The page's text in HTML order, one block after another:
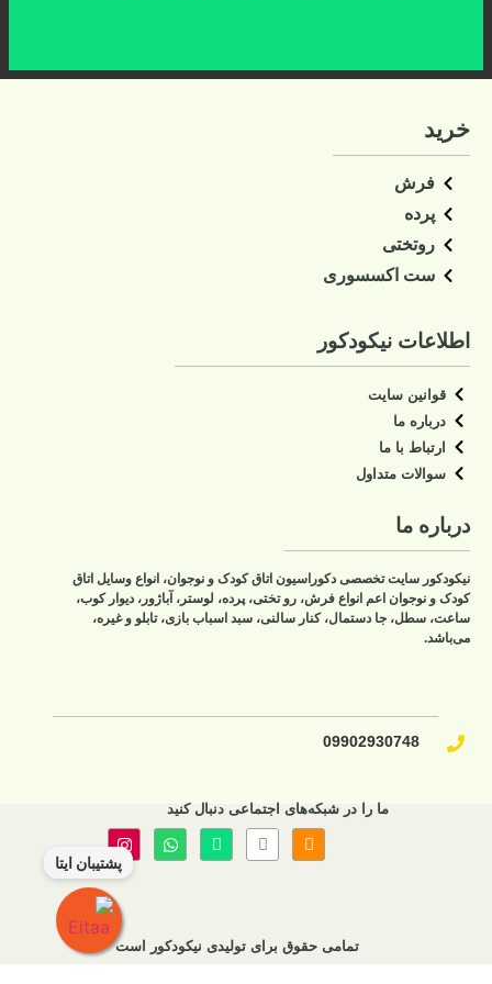
پشتیبان ایتا
خرید
فرش
پرده
روتختی
ست اکسسوری
اطلاعات نیکودکور
قوانین سایت
درباره ما
ارتباط با ما
سوالات متداول
درباره ما
نیکودکور سایت تخصصی دکوراسیون اتاق کودک و نوجوان، انواع وسایل اتاق
کودک و نوجوان اعم انواع فرش، رو تختی، پرده، لوستر، آباژور، دیوار کوب،
ساعت، سطل، جا دستمال، کنار سالنی، سبد اسباب بازی، تابلو و غیره،
می‌باشد.
09902930748​
ما را در شبکه‌های اجتماعی دنبال کنید
تمامی حقوق برای تولیدی نیکودکور است